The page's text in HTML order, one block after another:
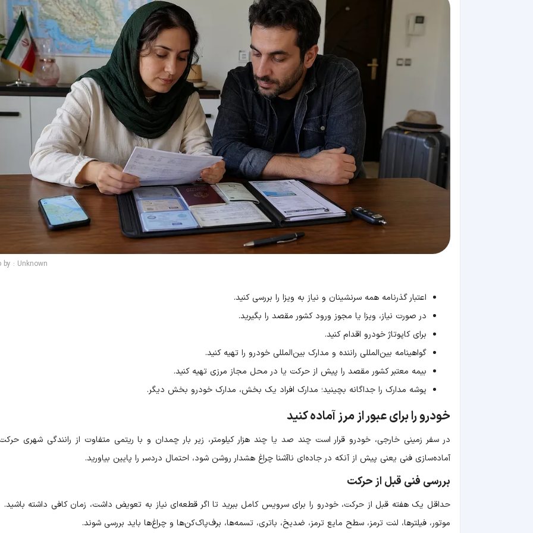
by : Unknown
اعتبار گذرنامه همه سرنشینان و نیاز به ویزا را بررسی کنید.
در صورت نیاز، ویزا یا مجوز ورود کشور مقصد را بگیرید.
برای کاپوتاژ خودرو اقدام کنید.
گواهینامه بین‌المللی راننده و مدارک بین‌المللی خودرو را تهیه کنید.
بیمه معتبر کشور مقصد را پیش از حرکت یا در محل مجاز مرزی تهیه کنید.
پوشه مدارک را جداگانه بچینید؛ مدارک افراد یک بخش، مدارک خودرو بخش دیگر.
خودرو را برای عبور از مرز آماده کنید
در سفر زمینی خارجی، خودرو قرار است چند صد یا چند هزار کیلومتر، زیر بار چمدان و با ریتمی متفاوت از رانندگی شهری
آماده‌سازی فنی یعنی پیش از آنکه در جاده‌ای ناآشنا چراغ هشدار روشن شود، احتمال دردسر را پایین بیاورید.
بررسی فنی قبل از حرکت
حداقل یک هفته قبل از حرکت، خودرو را برای سرویس کامل ببرید تا اگر قطعه‌ای نیاز به تعویض داشت، زمان کافی داشته
موتور، فیلترها، لنت ترمز، سطح مایع ترمز، ضدیخ، باتری، تسمه‌ها، برف‌پاک‌کن‌ها و چراغ‌ها باید بررسی شوند.